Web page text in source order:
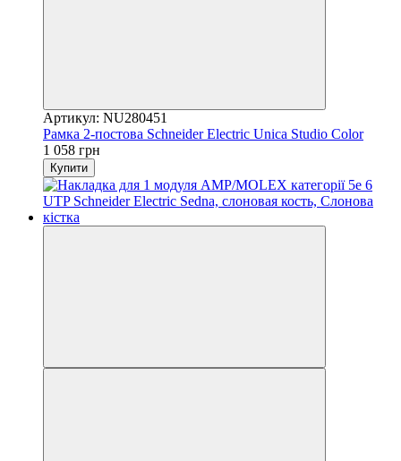
Артикул: NU280451
Рамка 2-постова Schneider Electric Unica Studio Color
1 058 грн
Купити